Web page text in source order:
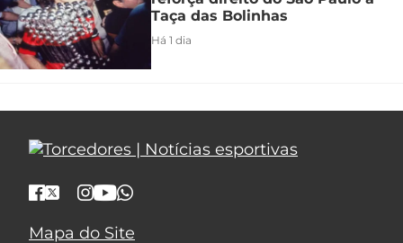
Taça das Bolinhas
Há 1 dia
Mapa do Site